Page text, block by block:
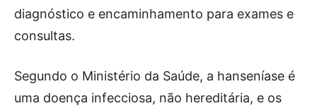
diagnóstico e encaminhamento para exames e
consultas.
Segundo o Ministério da Saúde, a hanseníase é
uma doença infecciosa, não hereditária, e os